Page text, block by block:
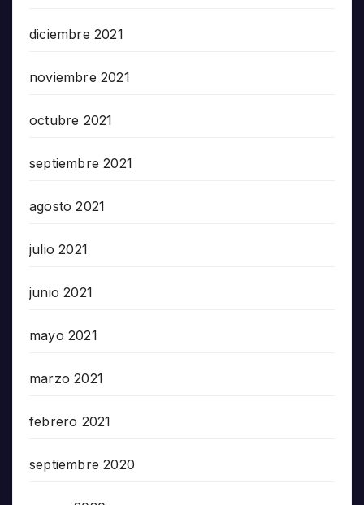
diciembre 2021
noviembre 2021
octubre 2021
septiembre 2021
agosto 2021
julio 2021
junio 2021
mayo 2021
marzo 2021
febrero 2021
septiembre 2020